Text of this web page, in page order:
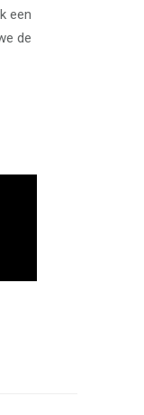
een
de